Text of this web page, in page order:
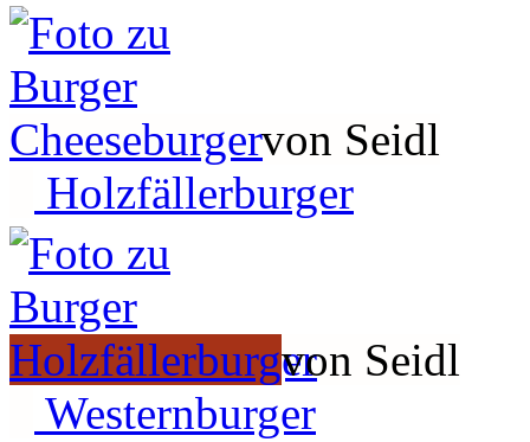
von Seidl
Holzfällerburger
von Seidl
Westernburger